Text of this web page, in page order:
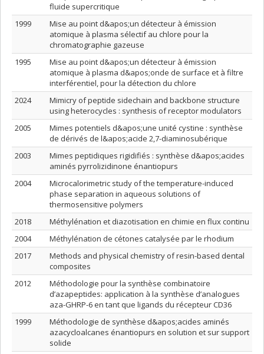
fluide supercritique
1999
Mise au point d&apos;un détecteur à émission
atomique à plasma sélectif au chlore pour la
chromatographie gazeuse
1995
Mise au point d&apos;un détecteur à émission
atomique à plasma d&apos;onde de surface et à filtre
interférentiel, pour la détection du chlore
2024
Mimicry of peptide sidechain and backbone structure
using heterocycles : synthesis of receptor modulators
2005
Mimes potentiels d&apos;une unité cystine : synthèse
de dérivés de l&apos;acide 2,7-diaminosubérique
2003
Mimes peptidiques rigidifiés : synthèse d&apos;acides
aminés pyrrolizidinone énantiopurs
2004
Microcalorimetric study of the temperature-induced
phase separation in aqueous solutions of
thermosensitive polymers
2018
Méthylénation et diazotisation en chimie en flux continu
2004
Méthylénation de cétones catalysée par le rhodium
2017
Methods and physical chemistry of resin-based dental
composites
2012
Méthodologie pour la synthèse combinatoire
d’azapeptides: application à la synthèse d’analogues
aza-GHRP-6 en tant que ligands du récepteur CD36
1999
Méthodologie de synthèse d&apos;acides aminés
azacycloalcanes énantiopurs en solution et sur support
solide